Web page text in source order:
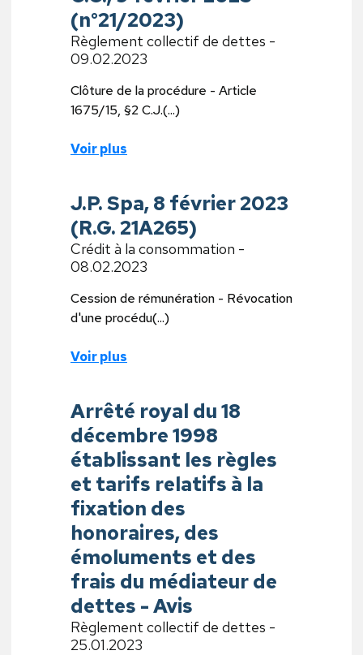
(n°21/2023)
Règlement collectif de dettes -
09.02.2023
Clôture de la procédure - Article
1675/15, §2 C.J.(...)
Voir plus
J.P. Spa, 8 février 2023
(R.G. 21A265)
Crédit à la consommation -
08.02.2023
Cession de rémunération - Révocation
d'une procédu(...)
Voir plus
Arrêté royal du 18
décembre 1998
établissant les règles
et tarifs relatifs à la
fixation des
honoraires, des
émoluments et des
frais du médiateur de
dettes - Avis
Règlement collectif de dettes -
25.01.2023